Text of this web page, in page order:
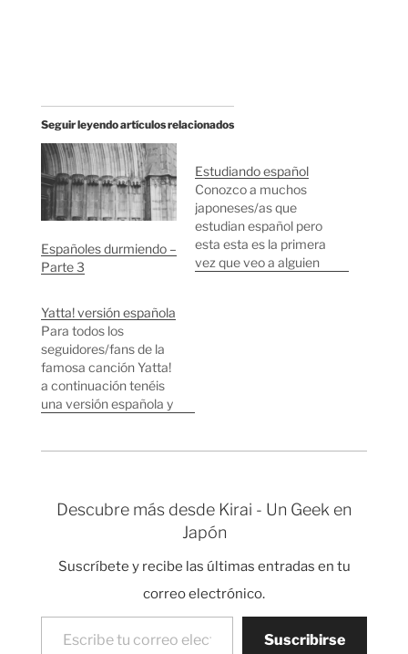
Seguir leyendo artículos relacionados
Españoles durmiendo –
Parte 3
Estudiando español
Conozco a muchos
japoneses/as que
estudian español pero
esta esta es la primera
vez que veo a alguien
Yatta! versión española
Para todos los
seguidores/fans de la
famosa canción Yatta!
a continuación tenéis
una versión española y
Descubre más desde Kirai - Un Geek en
Japón
Suscríbete y recibe las últimas entradas en tu
correo electrónico.
Escribe tu correo electrónico…
Suscribirse